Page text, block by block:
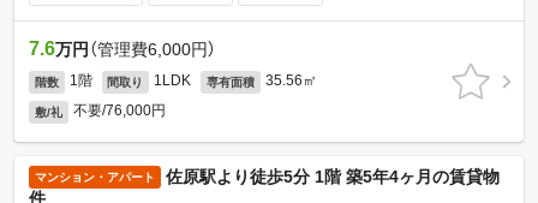
7.6万円 （管理費6,000円）
階数 1階 間取り 1LDK 専有面積 35.56㎡
敷/礼 不要/76,000円
マンション・アパート
佐原駅より徒歩5分 1階 築5年4ヶ月の賃貸物
件